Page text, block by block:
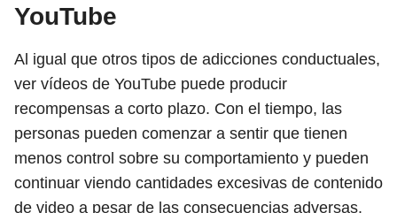
YouTube
Al igual que otros tipos de adicciones conductuales,
ver vídeos de YouTube puede producir
recompensas a corto plazo. Con el tiempo, las
personas pueden comenzar a sentir que tienen
menos control sobre su comportamiento y pueden
continuar viendo cantidades excesivas de contenido
de video a pesar de las consecuencias adversas.